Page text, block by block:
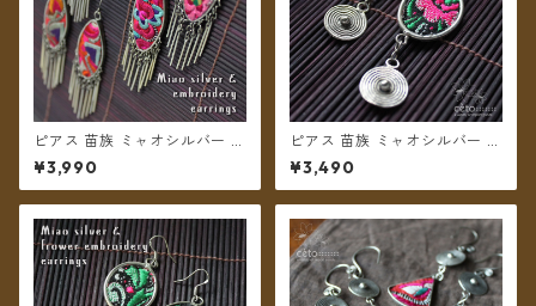
ピアス 苗族 ミャオシルバー 刺
繍古布 舟形 【メール便送料無
料】
¥3,990
ピアス 苗族 ミャオシルバー 刺
繍布 楕円型 ピンク系 【メール
便送料無料】
¥3,490